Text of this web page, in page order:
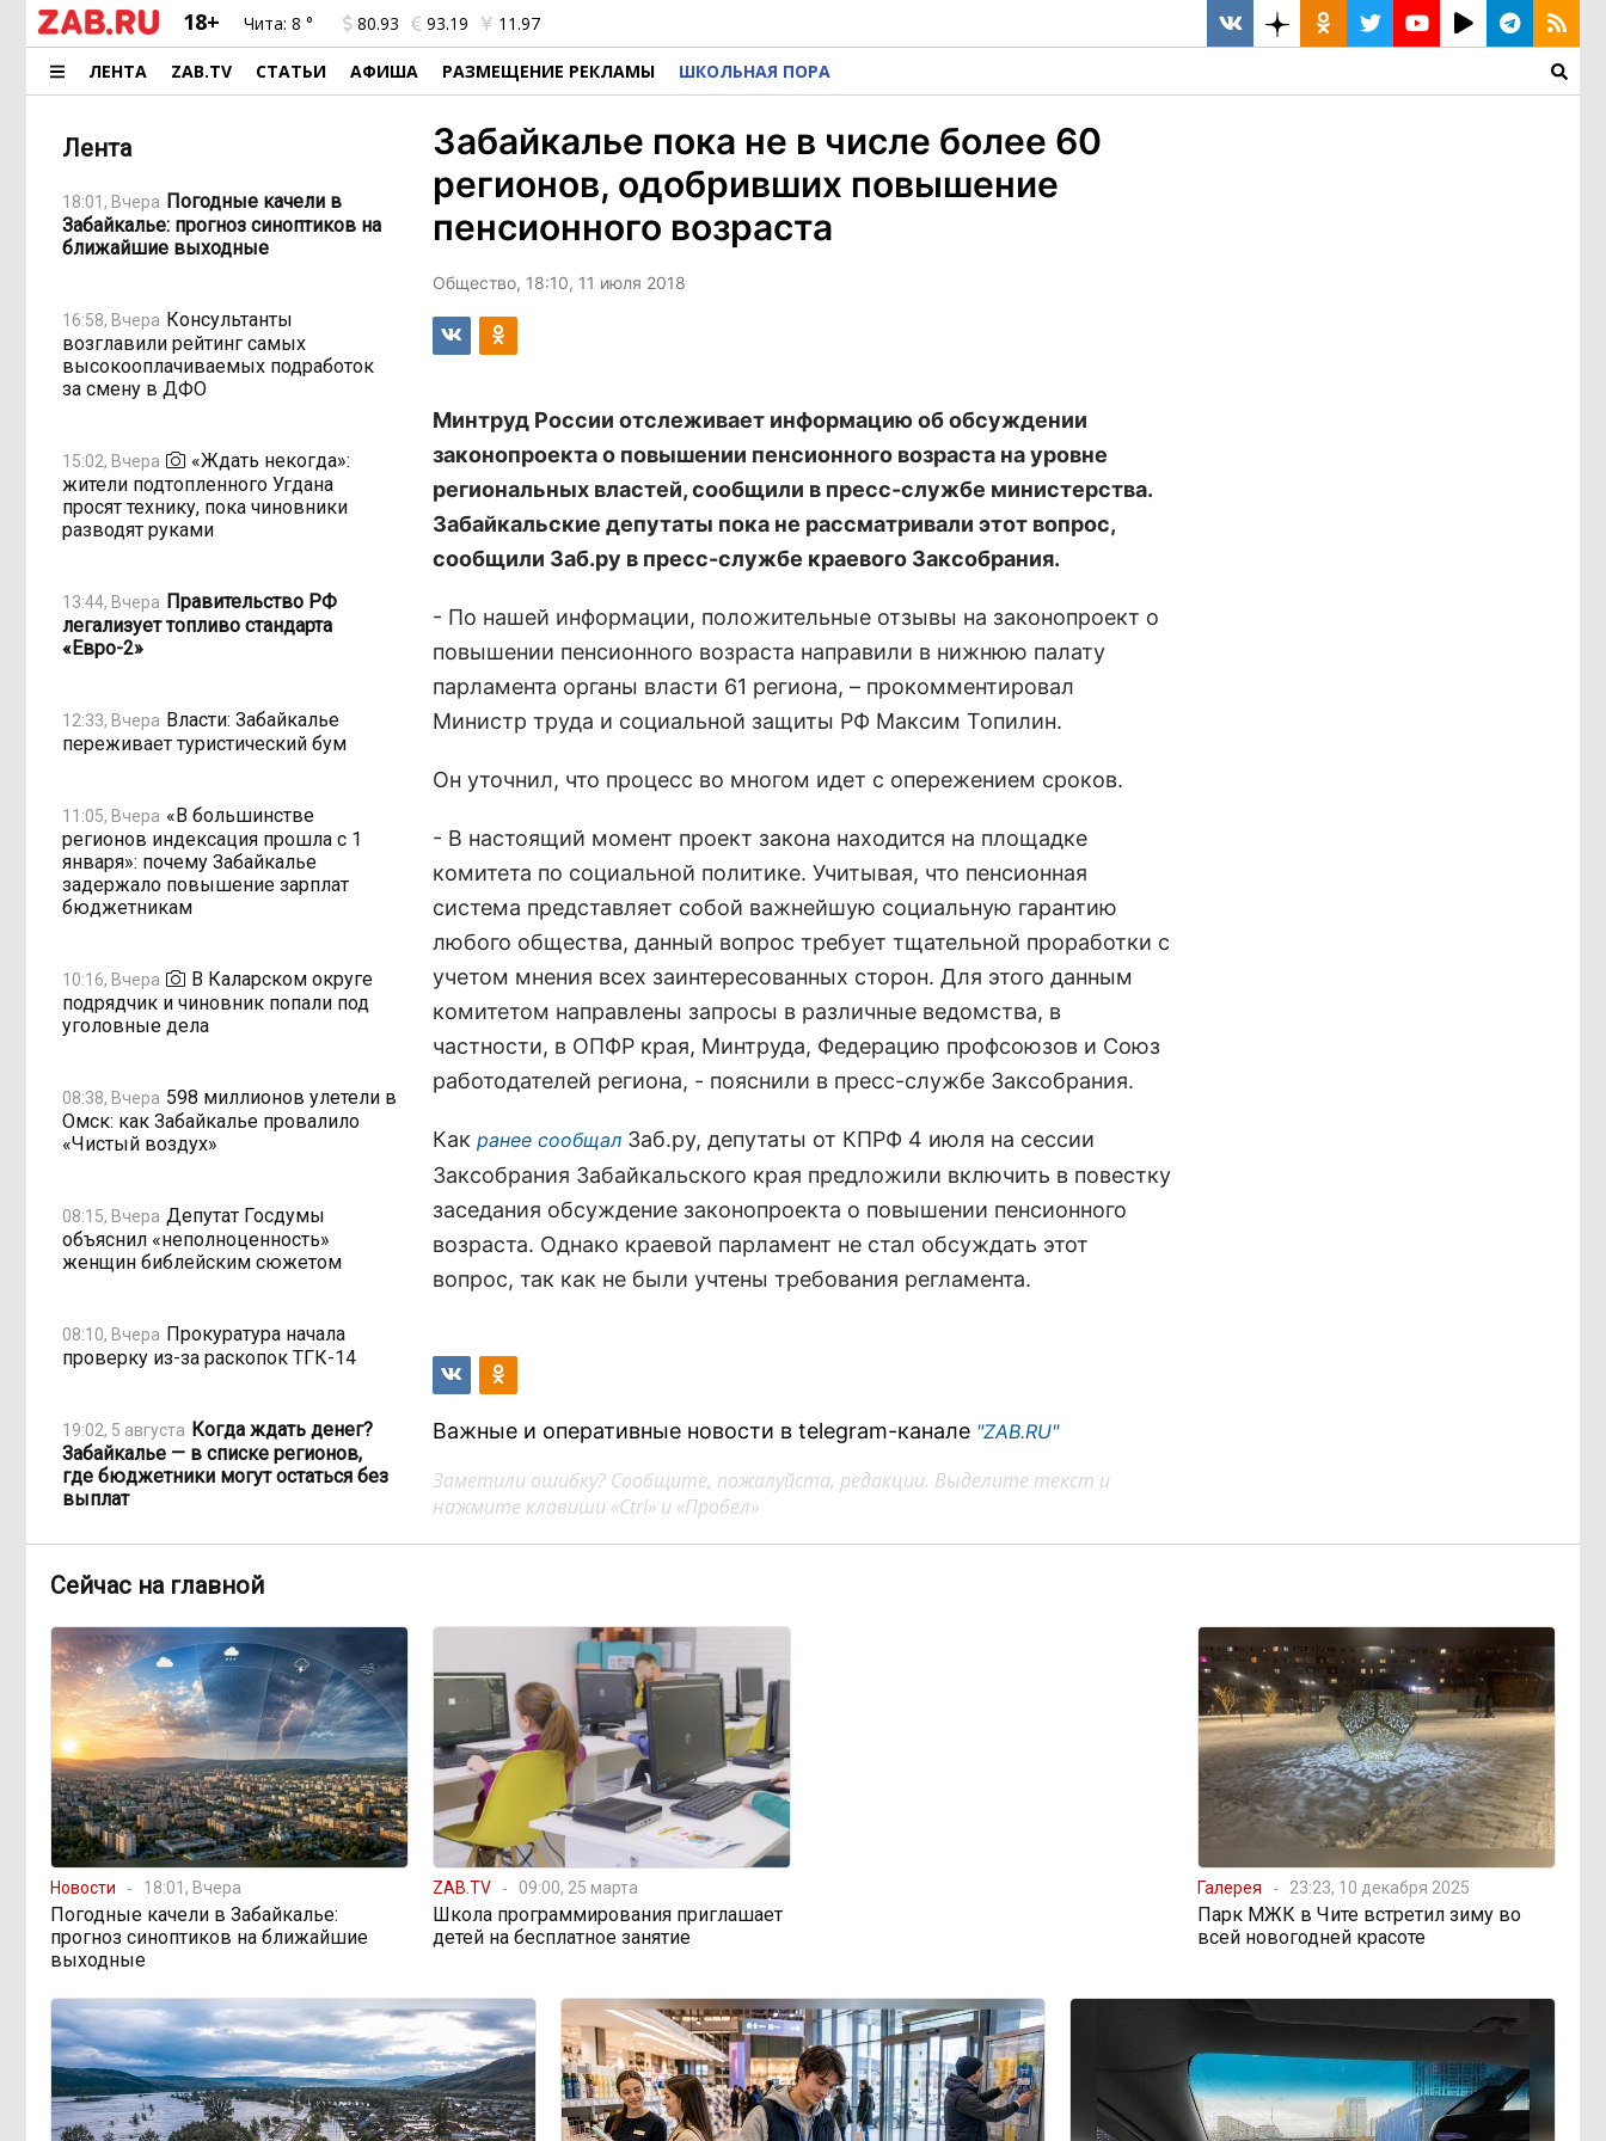
18+ Чита: 8 ° 80.93 93.19 11.97
ЛЕНТА ZAB.TV СТАТЬИ АФИША РАЗМЕЩЕНИЕ РЕКЛАМЫ ШКОЛЬНАЯ ПОРА
Лента
18:01, Вчера Погодные качели в
Забайкалье: прогноз синоптиков на
ближайшие выходные
16:58, Вчера Консультанты
возглавили рейтинг самых
высокооплачиваемых подработок
за смену в ДФО
15:02, Вчера
«Ждать некогда»:
жители подтопленного Угдана
просят технику, пока чиновники
разводят руками
13:44, Вчера Правительство РФ
легализует топливо стандарта
«Евро-2»
12:33, Вчера Власти: Забайкалье
переживает туристический бум
11:05, Вчера «В большинстве
регионов индексация прошла с 1
января»: почему Забайкалье
задержало повышение зарплат
бюджетникам
10:16, Вчера
В Каларском округе
подрядчик и чиновник попали под
уголовные дела
08:38, Вчера 598 миллионов улетели в
Омск: как Забайкалье провалило
«Чистый воздух»
08:15, Вчера Депутат Госдумы
объяснил «неполноценность»
женщин библейским сюжетом
08:10, Вчера Прокуратура начала
проверку из-за раскопок ТГК-14
19:02, 5 августа Когда ждать денег?
Забайкалье — в списке регионов,
где бюджетники могут остаться без
выплат
17:30, 5 августа
«Их масштаб может
превысить весь наш опыт»: Осипов
угрозе на фоне пожаров в Европе
16:00, 5 августа По волнам Арахлея: на
любимом озере забайкальцев
улучшили LTE-сеть
12:33, 5 августа Путин подписал закон,
вдвое расширяющий основания для
выдворения мигрантов
12:32, 5 августа Читинская
администрация хочет
отремонтировать кабинет за 6,8
миллиона: что скрывает смета?
11:47, 5 августа «Нефтемаркет»
отвечает: региональные власти
неточно изложили ситуацию с
Забайкалье пока не в числе более 60
регионов, одобривших повышение
пенсионного возраста
Общество, 18:10, 11 июля 2018
Минтруд России отслеживает информацию об обсуждении
законопроекта о повышении пенсионного возраста на уровне
региональных властей, сообщили в пресс-службе министерства.
Забайкальские депутаты пока не рассматривали этот вопрос,
сообщили Заб.ру в пресс-службе краевого Заксобрания.
- По нашей информации, положительные отзывы на законопроект о
повышении пенсионного возраста направили в нижнюю палату
парламента органы власти 61 региона, – прокомментировал
Министр труда и социальной защиты РФ Максим Топилин.
Он уточнил, что процесс во многом идет с опережением сроков.
- В настоящий момент проект закона находится на площадке
комитета по социальной политике. Учитывая, что пенсионная
система представляет собой важнейшую социальную гарантию
любого общества, данный вопрос требует тщательной проработки с
учетом мнения всех заинтересованных сторон. Для этого данным
комитетом направлены запросы в различные ведомства, в
частности, в ОПФР края, Минтруда, Федерацию профсоюзов и Союз
работодателей региона, - пояснили в пресс-службе Заксобрания.
Как ранее сообщал Заб.ру, депутаты от КПРФ 4 июля на сессии
Заксобрания Забайкальского края предложили включить в повестку
заседания обсуждение законопроекта о повышении пенсионного
возраста. Однако краевой парламент не стал обсуждать этот
вопрос, так как не были учтены требования регламента.
Важные и оперативные новости в telegram-канале "ZAB.RU"
Заметили ошибку? Сообщите, пожалуйста, редакции. Выделите текст и
нажмите клавиши «Ctrl» и «Пробел»
Сейчас на главной
Новости 18:01, Вчера
Погодные качели в Забайкалье:
прогноз синоптиков на ближайшие
выходные
ZAB.TV 09:00, 25 марта
Школа программирования приглашает
детей на бесплатное занятие
Галерея 23:23, 10 декабря 2025
Парк МЖК в Чите встретил зиму во
всей новогодней красоте